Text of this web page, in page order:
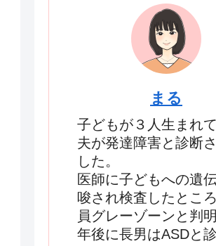
まる
子どもが３人生まれ
夫が発達障害と診断
した。
医師に子どもへの遺
唆され検査したとこ
員グレーゾーンと判
年後に長男はASDと